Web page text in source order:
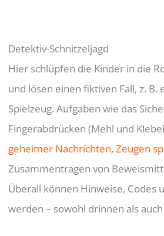
Detektiv-Schnitzeljagd
Hier schlüpfen die Kinder in die
und lösen einen fiktiven Fall, z. B.
Spielzeug. Aufgaben wie das
Fingerabdrücken (Mehl und
geheimer Nachrichten,Zeugen
Zusammentragen von
Überall können Hinweise, Codes
werden – sowohl drinnen als